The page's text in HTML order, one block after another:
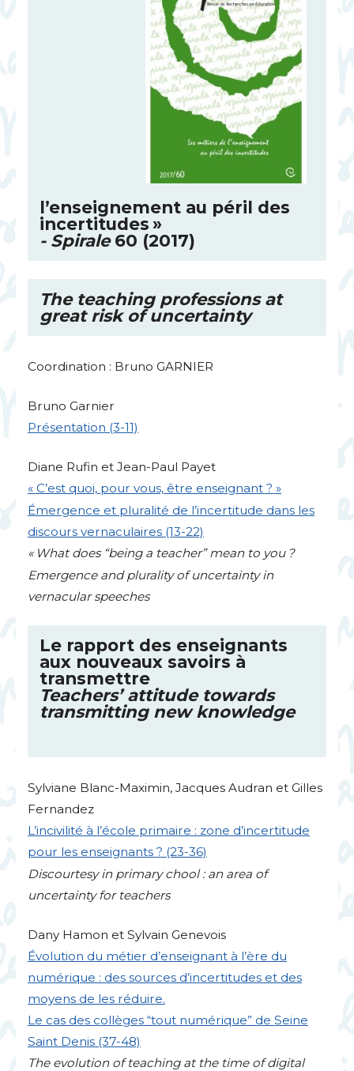
l’enseignement au péril des
incertitudes»
- Spirale60 (2017)
The teaching professions at
great risk of uncertainty
Coordination : Bruno GARNIER
Bruno Garnier
Présentation (3-11)
Diane Rufin et Jean-Paul Payet
« C’est quoi, pour vous, être enseignant ? »
Émergence et pluralité de l’incertitude dans les
discours vernaculaires (13-22)
« What does “being a teacher” mean to you ?
Emergence and plurality of uncertainty in
vernacular speeches
Le rapport des enseignants
aux nouveaux savoirs à
transmettre
Teachers’ attitude towards
transmitting new knowledge
Sylviane Blanc-Maximin, Jacques Audran et Gilles
Fernandez
L’incivilité à l’école primaire : zone d’incertitude
pour les enseignants ? (23-36)
Discourtesy in primary chool : an area of
uncertainty for teachers
Dany Hamon et Sylvain Genevois
Évolution du métier d’enseignant à l’ère du
numérique : des sources d’incertitudes et des
moyens de les réduire.
Le cas des collèges “tout numérique” de Seine
Saint Denis (37-48)
The evolution of teaching at the time of digital